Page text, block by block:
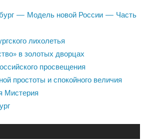
— Модель новой России — Часть
лихолетья
в золотых дворцах
просвещения
простоты и спокойного величия
Мистерия